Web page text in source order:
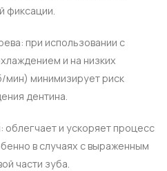
фиксации.
при использовании с
и на низких
мин) минимизирует риск
дентина.
и ускоряет процесс
в случаях с выраженным
части зуба.